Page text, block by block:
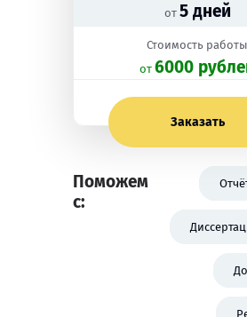
от 5 дней
Стоимость работы
oт 6000
Заказать
Поможем
с: